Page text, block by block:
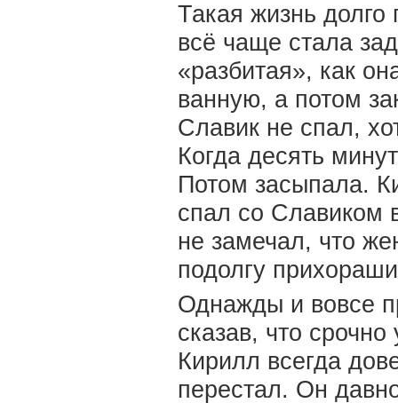
Такая жизнь
всё чаще стала
«разбитая», как
ванную, а потом
Славик не спал,
Когда десять
Потом засыпала.
спал со Славиком
не замечал, что
подолгу
Однажды и вовсе
сказав, что
Кирилл всегда
перестал. Он